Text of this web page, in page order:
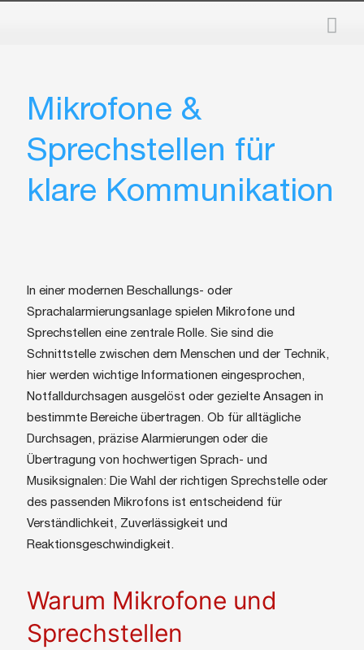
Mikrofone &
Sprechstellen für
klare Kommunikation
In einer modernen Beschallungs- oder
Sprachalarmierungsanlage spielen Mikrofone und
Sprechstellen eine zentrale Rolle. Sie sind die
Schnittstelle zwischen dem Menschen und der Technik,
hier werden wichtige Informationen eingesprochen,
Notfalldurchsagen ausgelöst oder gezielte Ansagen in
bestimmte Bereiche übertragen. Ob für alltägliche
Durchsagen, präzise Alarmierungen oder die
Übertragung von hochwertigen Sprach- und
Musiksignalen: Die Wahl der richtigen Sprechstelle oder
des passenden Mikrofons ist entscheidend für
Verständlichkeit, Zuverlässigkeit und
Reaktionsgeschwindigkeit.
Warum Mikrofone und
Sprechstellen